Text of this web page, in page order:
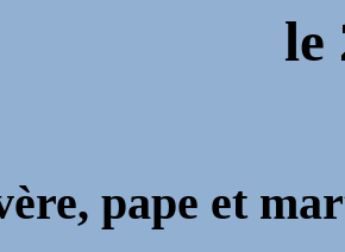
le
pape et